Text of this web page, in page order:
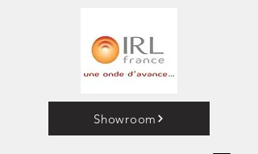
Showroom